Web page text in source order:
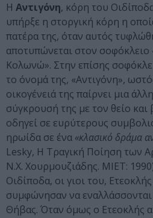
Η Αντιγόνη, κόρη του
υπήρξε η στοργική κόρη η
πατέρα της, όταν αυτός
αποτυπώνεται στον σοφόκλειο
Κολωνώ». Στην επίσης
το όνομά της, «Αντιγόνη»,
οικογένειά της παίρνει μια
σύγκρουσή της με τον θείο και
οδηγεί σε ευρύτερους
ηρωίδα σε ένα «κλασικό δράμα
Lesky, Η Τραγική Ποίηση των
Ν.Χ. Χουρμουζιάδης. ΜΙΕΤ:
Οιδίποδα, οι γιοι του,
συμφώνησαν να εναλλάσσονται
Θήβας. Όταν όμως ο Ετεοκλής